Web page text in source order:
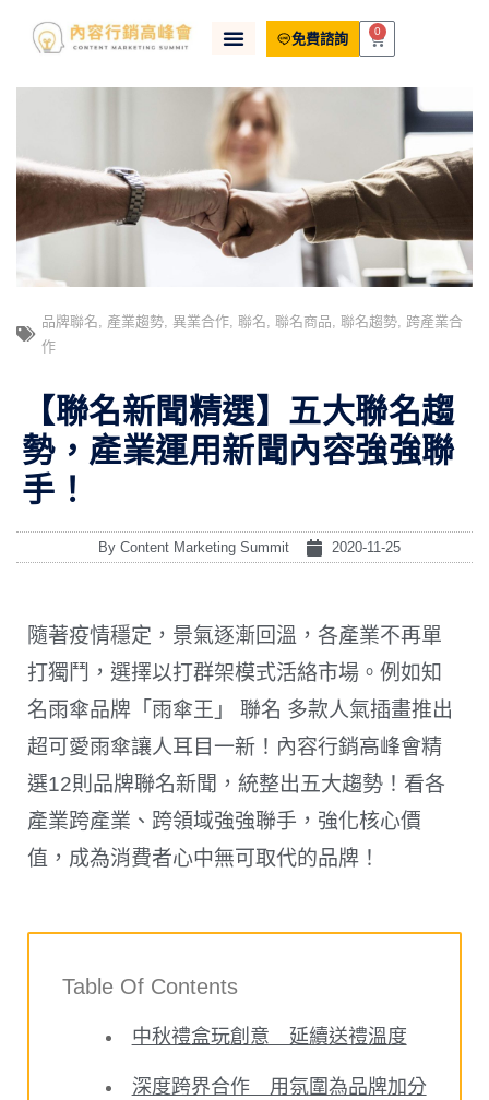
免費諮詢 0
品牌聯名, 產業趨勢, 異業合作, 聯名, 聯名商品, 聯名趨勢, 跨產業合
作
【聯名新聞精選】五大聯名趨
勢，產業運用新聞內容強強聯
手！
ByContent Marketing Summit 2020-11-25
隨著疫情穩定，景氣逐漸回溫，各產業不再單
打獨鬥，選擇以打群架模式活絡市場。例如知
名雨傘品牌「雨傘王」 聯名 多款人氣插畫推出
超可愛雨傘讓人耳目一新！內容行銷高峰會精
選12則品牌聯名新聞，統整出五大趨勢！看各
產業跨產業、跨領域強強聯手，強化核心價
值，成為消費者心中無可取代的品牌！
Table Of Contents
中秋禮盒玩創意 延續送禮溫度
深度跨界合作 用氛圍為品牌加分